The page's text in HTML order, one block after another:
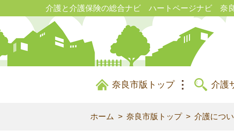
介護と介護保険の総合ナビ ハートページナビ 奈
奈良市版トップ 介護
ホーム 奈良市版トップ 介護につ